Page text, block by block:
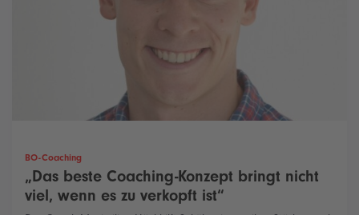
BO-Coaching
„Das beste Coaching-Konzept bringt nicht
viel, wenn es zu verkopft ist“